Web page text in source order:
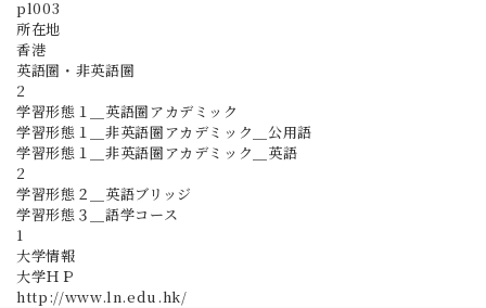
保護者の方へ
pl003
所在地
香港
英語圏・非英語圏
2
学習形態１＿英語圏アカデミック
学習形態１＿非英語圏アカデミック＿公用語
学習形態１＿非英語圏アカデミック＿英語
2
学習形態２＿英語ブリッジ
学習形態３＿語学コース
1
大学情報
大学ＨＰ
http://www.ln.edu.hk/